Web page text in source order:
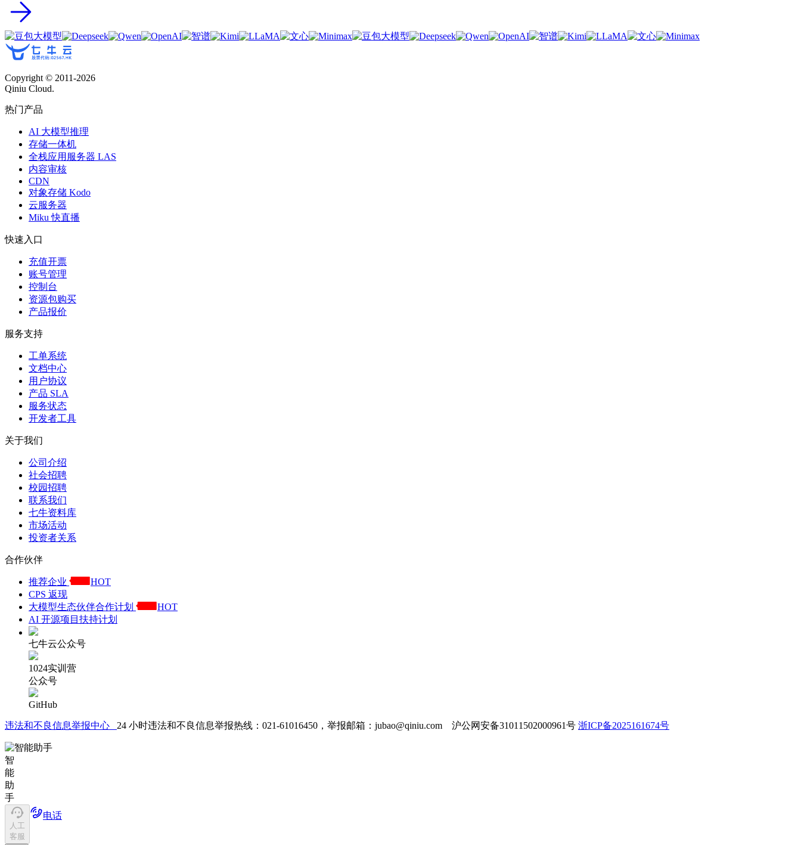
Copyright © 2011-2026
Qiniu Cloud.
热门产品
AI 大模型推理
存储一体机
全栈应用服务器 LAS
内容审核
CDN
对象存储 Kodo
云服务器
Miku 快直播
快速入口
充值开票
账号管理
控制台
资源包购买
产品报价
服务支持
工单系统
文档中心
用户协议
产品 SLA
服务状态
开发者工具
关于我们
公司介绍
社会招聘
校园招聘
联系我们
七牛资料库
市场活动
投资者关系
合作伙伴
推荐企业
HOT
CPS 返现
大模型生态伙伴合作计划
HOT
AI 开源项目扶持计划
七牛云公众号
1024实训营
公众号
GitHub
违法和不良信息举报中心 24 小时违法和不良信息举报热线：021-61016450，举报邮箱：jubao@qiniu.com 沪公网安备31011502000961号 浙ICP备2025161674号
智
能
助
手
人工
客服
电话